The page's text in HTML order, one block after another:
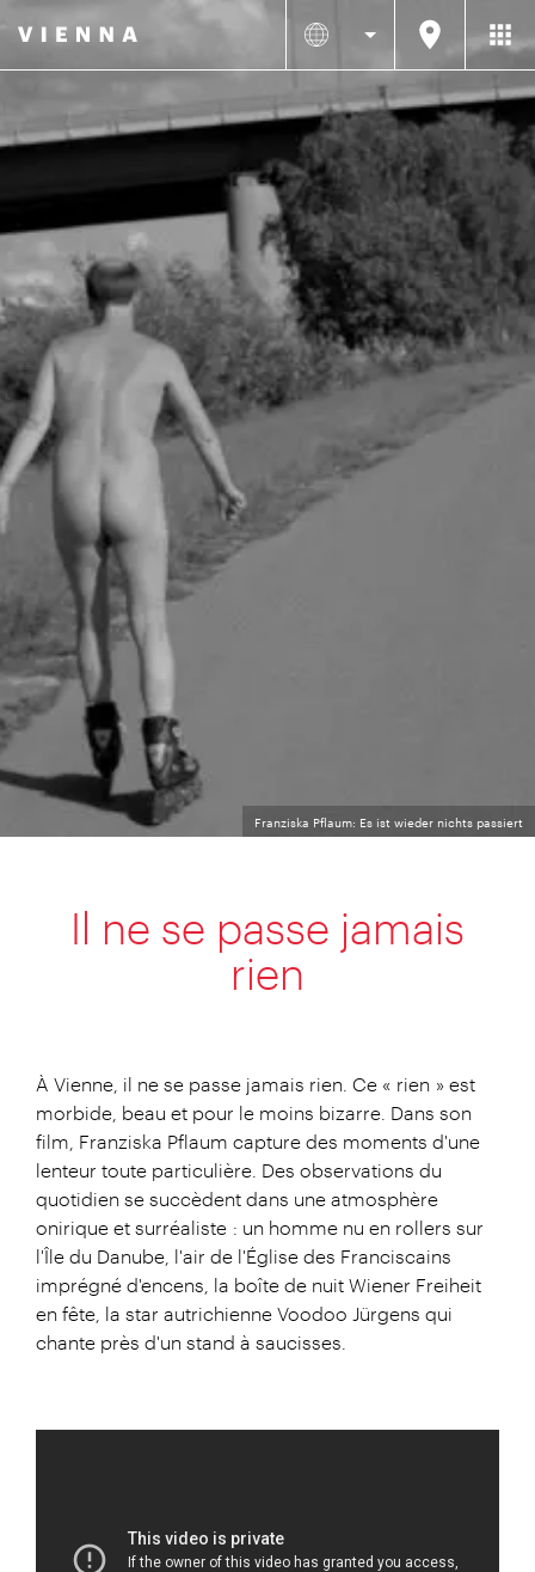
Franziska Pflaum: Es ist wieder nichts passiert
Il ne se passe jamais
rien
À Vienne, il ne se passe jamais rien. Ce « rien » est
morbide, beau et pour le moins bizarre. Dans son
film, Franziska Pflaum capture des moments d'une
lenteur toute particulière. Des observations du
quotidien se succèdent dans une atmosphère
onirique et surréaliste : un homme nu en rollers sur
l'Île du Danube, l'air de l'Église des Franciscains
imprégné d'encens, la boîte de nuit Wiener Freiheit
en fête, la star autrichienne Voodoo Jürgens qui
chante près d'un stand à saucisses.